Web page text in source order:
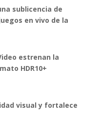
sublicencia de
en vivo de la
estrenan la
HDR10+
visual y fortalece